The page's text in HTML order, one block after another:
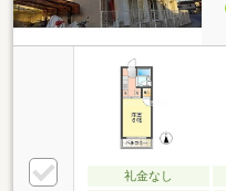
礼金なし